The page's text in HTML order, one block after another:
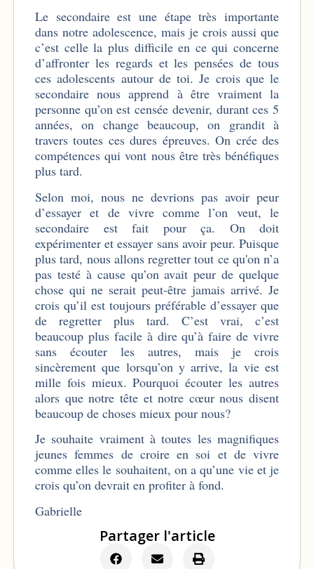
Le secondaire est une étape très importante
dans notre adolescence, mais je crois aussi que
c’est celle la plus difficile en ce qui concerne
d’affronter les regards et les pensées de tous
ces adolescents autour de toi. Je crois que le
secondaire nous apprend à être vraiment la
personne qu’on est censée devenir, durant ces 5
années, on change beaucoup, on grandit à
travers toutes ces dures épreuves. On crée des
compétences qui vont nous être très bénéfiques
plus tard.
Selon moi, nous ne devrions pas avoir peur
d’essayer et de vivre comme l’on veut, le
secondaire est fait pour ça. On doit
expérimenter et essayer sans avoir peur. Puisque
plus tard, nous allons regretter tout ce qu'on n’a
pas testé à cause qu’on avait peur de quelque
chose qui ne serait peut-être jamais arrivé. Je
crois qu’il est toujours préférable d’essayer que
de regretter plus tard. C’est vrai, c’est
beaucoup plus facile à dire qu’à faire de vivre
sans écouter les autres, mais je crois
sincèrement que lorsqu’on y arrive, la vie est
mille fois mieux. Pourquoi écouter les autres
alors que notre tête et notre cœur nous disent
beaucoup de choses mieux pour nous?
Je souhaite vraiment à toutes les magnifiques
jeunes femmes de croire en soi et de vivre
comme elles le souhaitent, on a qu’une vie et je
crois qu’on devrait en profiter à fond.
Gabrielle
Partager l'article